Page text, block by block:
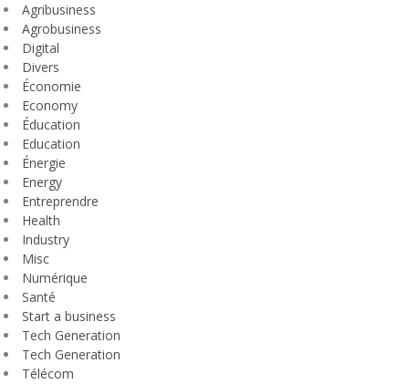
Agribusiness
Agrobusiness
Digital
Divers
Économie
Economy
Éducation
Education
Énergie
Energy
Entreprendre
Health
Industry
Misc
Numérique
Santé
Start a business
Tech Generation
Tech Generation
Télécom